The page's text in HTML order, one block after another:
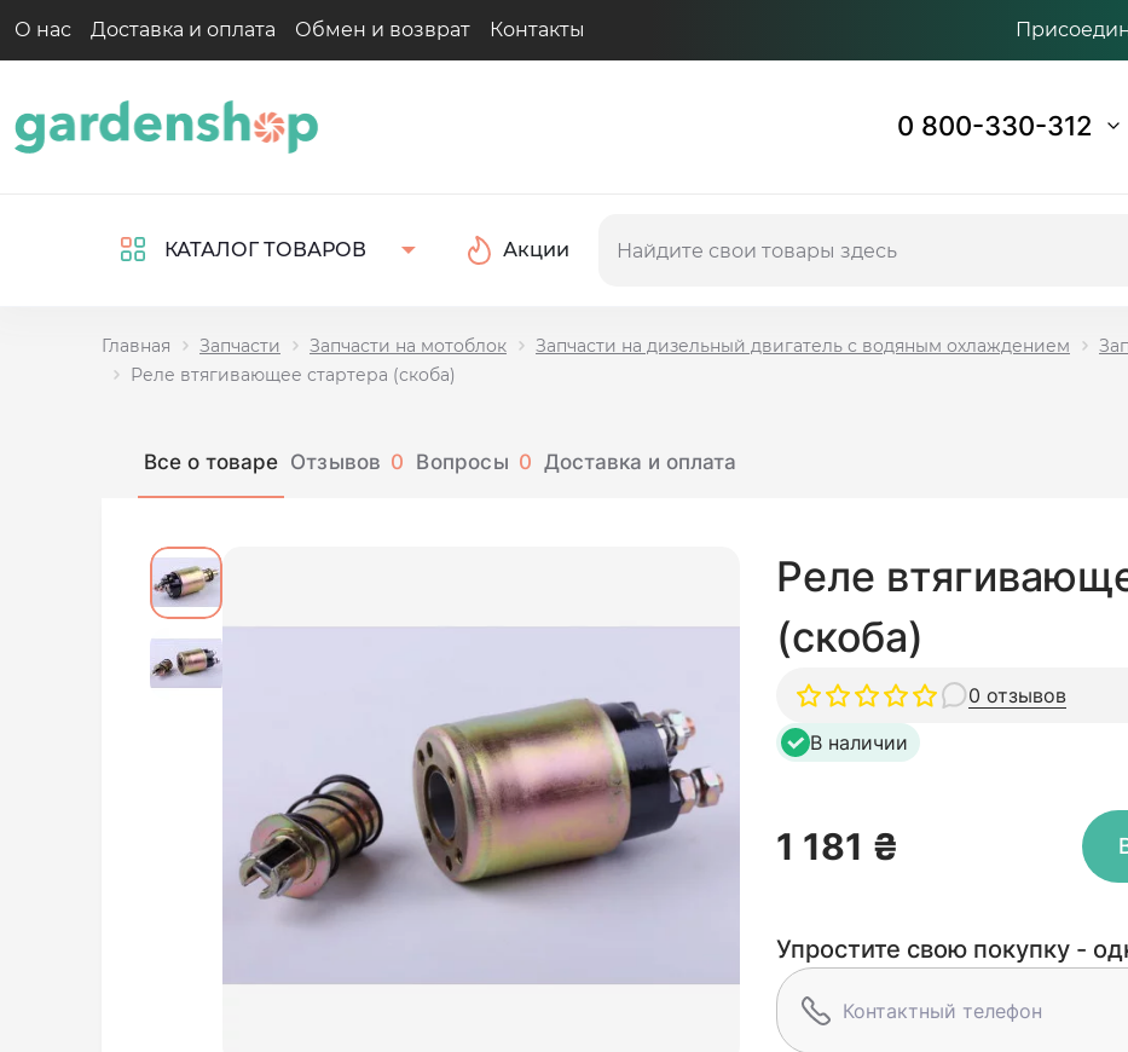
О нас Доставка и оплата Обмен и возврат Контакты
0 800-330-312
КАТАЛОГ ТОВАРОВ Акции
Главная Запчасти Запчасти на мотоблок Запчасти на дизельный двигатель с водяным охлаждением
Реле втягивающее стартера (скоба)
Все о товаре Отзывов 0 Вопросы 0 Доставка и оплата
Реле
(скоба)
0 отзывов
В наличии
1 181 ₴
Упростите свою покупку -